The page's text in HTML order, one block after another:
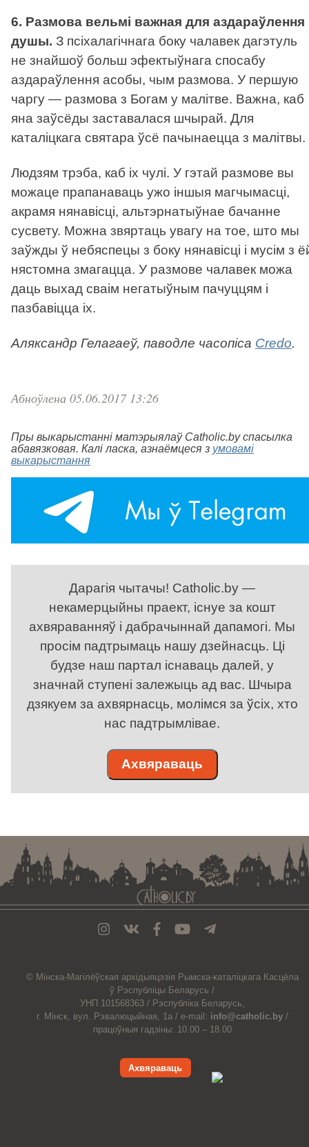
6. Размова вельмі важная для аздараўлення
душы. З псіхалагічнага боку чалавек дагэтуль
не знайшоў больш эфектыўнага спосабу
аздараўлення асобы, чым размова. У першую
чаргу — размова з Богам у малітве. Важна, каб
яна заўсёды заставалася шчырай. Для
каталіцкага святара ўсё пачынаецца з малітвы.
Людзям трэба, каб іх чулі. У гэтай размове вы
можаце прапанаваць ужо іншыя магчымасці,
акрамя нянавісці, альтэрнатыўнае бачанне
сусвету. Можна звяртаць увагу на тое, што мы
заўжды ў небяспецы з боку нянавісці і мусім з
нястомна змагацца. У размове чалавек можа
даць выхад сваім негатыўным пачуццям і
пазбавіцца іх.
Аляксандр Гелагаеў, паводле часопіса Credo.
Абноўлена 05.06.2017 13:26
Пры выкарыстанні матэрыялаў Catholic.by спасылка
абавязковая. Калі ласка, азнаёмцеся з умовамі
выкарыстання
Дарагія чытачы! Catholic.by —
некамерцыйны праект, існуе за кошт
ахвяраванняў і дабрачыннай дапамогі. Мы
просім падтрымаць нашу дзейнасць. Ці
будзе наш партал існаваць далей, у
значнай ступені залежыць ад вас. Шчыра
дзякуем за ахвярнасць, молімся за ўсіх, хто
нас падтрымлівае.
Ахвяраваць
© Мiнска-Магiлёўская архiдыяцэзiя Рымска-каталіцкага Касцёла
ў Рэспубліцы Беларусь /
УНП 101568363 / Рэспубліка Беларусь,
г. Мінск, вул. Рэвалюцыйная, 1а / e-mail: info@catholic.by /
працоўныя гадзіны: 10.00 – 18.00
Ахвяраваць